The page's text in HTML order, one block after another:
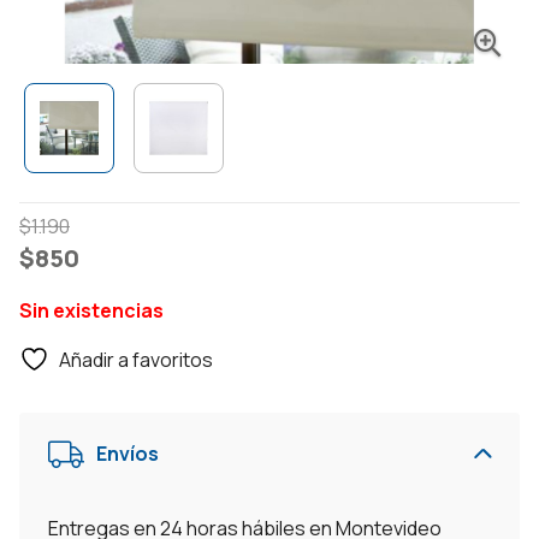
$1.190
El
precio
era:
$850
El
precio
es:
Sin existencias
Añadir a favoritos
Envíos
Entregas en 24 horas hábiles en Montevideo